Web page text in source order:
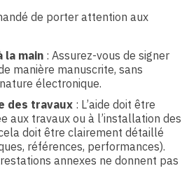
de porter attention aux
la main : Assurez-vous de signer
manière manuscrite, sans
électronique.
des travaux : L’aide doit être
aux travaux ou à l’installation des
doit être clairement détaillé
références, performances).
annexes ne donnent pas